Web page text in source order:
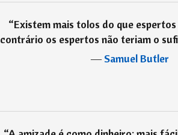
“Existem mais tolos do que
contrário os espertos não teriam o
―Samuel Butler